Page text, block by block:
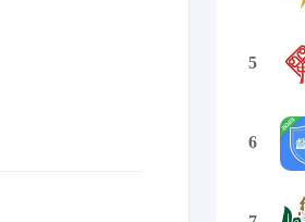
5
6